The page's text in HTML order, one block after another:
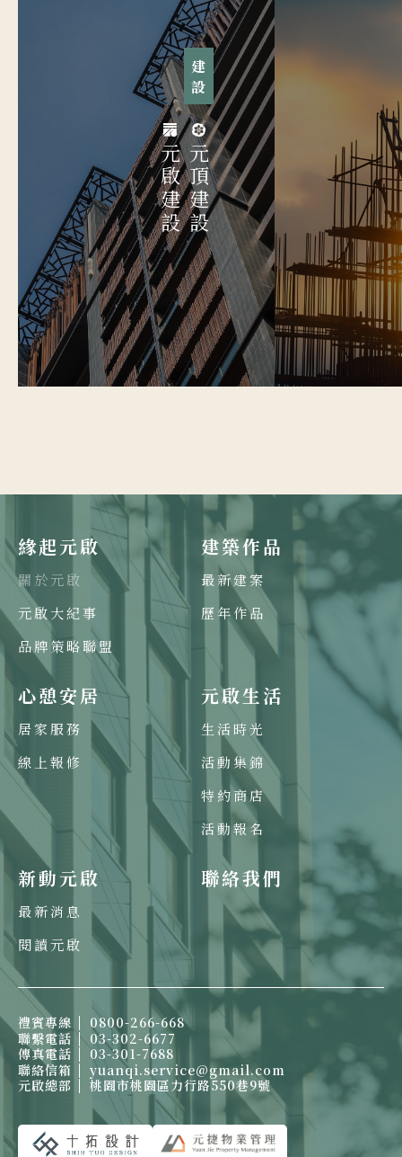
建設
元啟建設元頂建設
緣起元啟
關於元啟
元啟大紀事
品牌策略聯盟
建築作品
最新建案
歷年作品
心憩安居
居家服務
線上報修
元啟生活
生活時光
活動集錦
特約商店
活動報名
新動元啟
最新消息
閱讀元啟
聯絡我們
禮賓專線
0800-266-668
聯繫電話
03-302-6677
傳真電話
03-301-7688
聯絡信箱
yuanqi.service@gmail.com
元啟總部
桃園市桃園區力行路550巷9號